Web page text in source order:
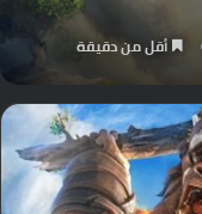
أقل من دقيقة